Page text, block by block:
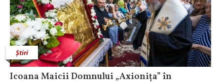
Știri
Icoana Maicii Domnului „Axionița” în